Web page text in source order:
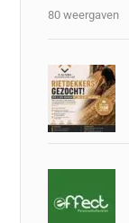
80 weergaven